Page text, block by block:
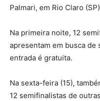
Palmari, em Rio Claro
Na primeira noite, 12
apresentam em busca de
entrada é gratuita.
Na sexta-feira (15),
12 semifinalistas de